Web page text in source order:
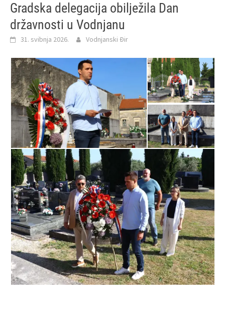
Gradska delegacija obilježila Dan
državnosti u Vodnjanu
31. svibnja 2026. Vodnjanski Đir